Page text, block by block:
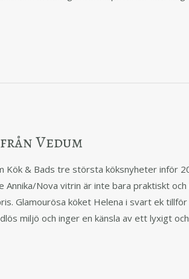
Vedum
Kök & Bads tre största köksnyheter inför
Annika/Nova vitrin är inte bara praktiskt
Glamourösa köket Helena i svart ek
miljö och inger en känsla av ett lyxigt